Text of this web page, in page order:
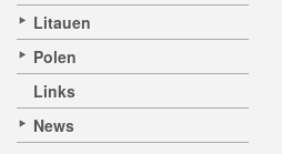
Litauen
Polen
Links
News